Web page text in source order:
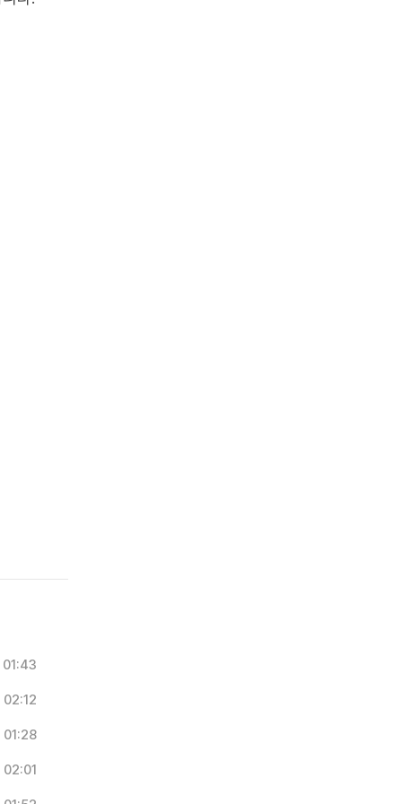
01:43
02:12
01:28
02:01